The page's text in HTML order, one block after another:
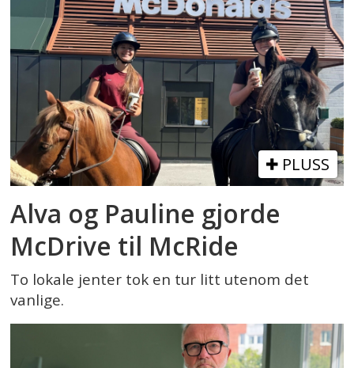
PLUSS
Alva og Pauline gjorde
McDrive til McRide
To lokale jenter tok en tur litt utenom det
vanlige.